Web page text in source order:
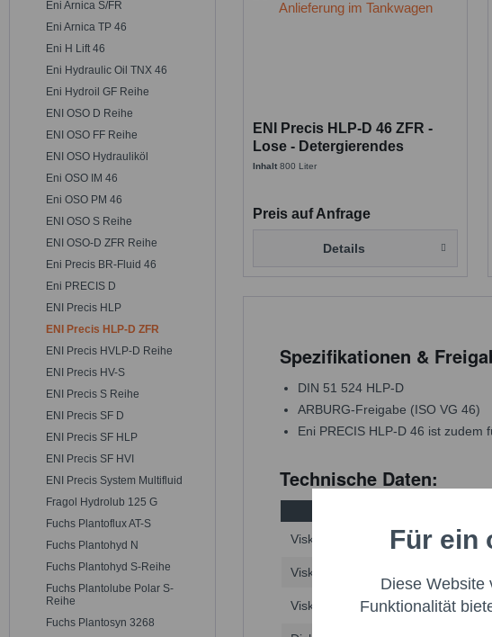
Eni Arnica S/FR
Eni Arnica TP 46
Eni H Lift 46
Eni Hydraulic Oil TNX 46
Eni Hydroil GF Reihe
ENI OSO D Reihe
ENI OSO FF Reihe
ENI OSO Hydrauliköl
Eni OSO IM 46
Eni OSO PM 46
ENI OSO S Reihe
ENI OSO-D ZFR Reihe
Eni Precis BR-Fluid 46
Eni PRECIS D
ENI Precis HLP
ENI Precis HLP-D ZFR
ENI Precis HVLP-D Reihe
ENI Precis HV-S
ENI Precis S Reihe
ENI Precis SF D
ENI Precis SF HLP
ENI Precis SF HVI
ENI Precis System Multifluid
Fragol Hydrolub 125 G
Fuchs Plantoflux AT-S
Fuchs Plantohyd N
Fuchs Plantohyd S-Reihe
Fuchs Plantolube Polar S-
Reihe
Fuchs Plantosyn 3268
ENI Precis HLP-D 46 ZFR -
Lose - Detergierendes
Hydrauliköl für Arburg
Inhalt800 Liter
Preis auf Anfrage
Details
Spezifikationen &
DIN 51 524 HLP-D
ARBURG-Freigabe (ISO VG 46)
Eni PRECIS HLP-D 46 ist zudem
Technische Daten:
Viskosität bei 40 °C
mm²/s
Viskosität bei 100 °C
Viskositätsindex –
Funktionale
Marketing
Für ein
Diese Website
Funktionalität